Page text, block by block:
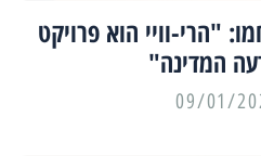
"הרי-וויי הוא פרויקט
המדינה"